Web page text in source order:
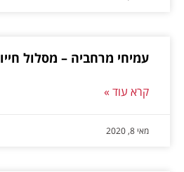
עמיחי מרחביה – מסלול חייו
קרא עוד »
מאי 8, 2020